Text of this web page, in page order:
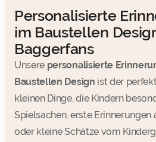
Personalisierte
im Baustellen
Baggerfans
Unsere personalisierte
Baustellen Design ist der
kleinen Dinge, die Kindern
Spielsachen, erste
oder kleine Schätze vom